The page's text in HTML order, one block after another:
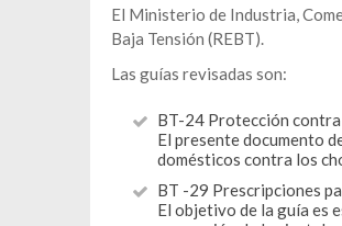
El Ministerio de Industria,
Baja Tensión (REBT).
Las guías revisadas son:
BT-24 Protección
El presente documento
domésticos contra los
BT -29 Prescripciones
El objetivo de la guía es